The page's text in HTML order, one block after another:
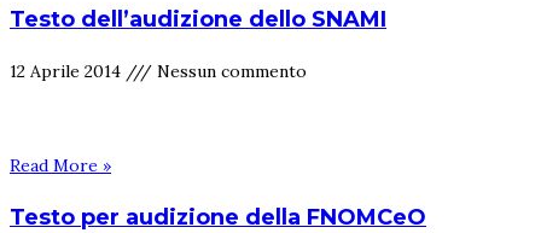
Testo dell’audizione dello SNAMI​
12 Aprile 2014 Nessun commento
Read More »
Testo per audizione della FNOMCeO